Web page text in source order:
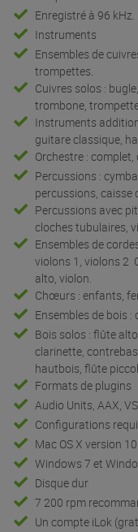
Enregistré à 96 kHz.
Instruments
Ensembles de
trompettes.
Cuivres solos :
trombone,
Instruments
guitare classique,
Orchestre : complet,
Percussions :
percussions, caisse
Percussions avec
cloches tubulaires,
Ensembles de
violons 1, violons 2
alto, violon.
Chœurs : enfants,
Ensembles de bois
Bois solos : flûte
clarinette,
hautbois, flûte
Formats de plugins
Audio Units, AAX,
Configurations
Mac OS X version
Windows 7 et
Disque dur
7 200 rpm
Un compte iLok